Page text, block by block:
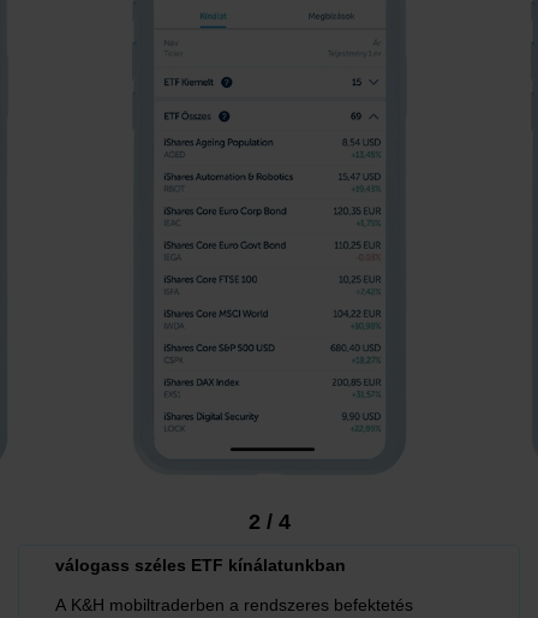
2 / 4
válogass széles ETF kínálatunkban
A K&H mobiltraderben a rendszeres befektetés